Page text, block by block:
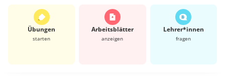
Übungen
starten
Arbeits­blätter
anzeigen
Lehrer*​innen
fragen